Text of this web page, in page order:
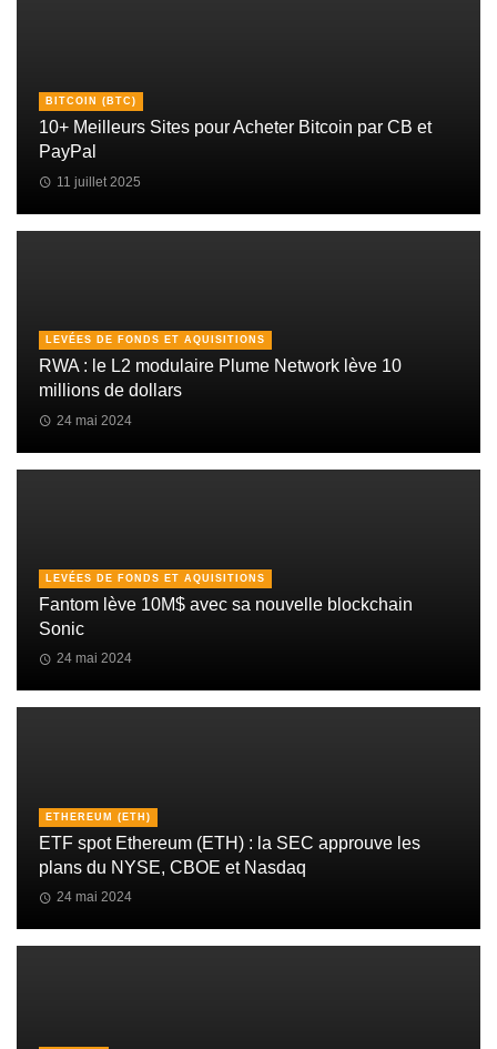
BITCOIN (BTC)
10+ Meilleurs Sites pour Acheter Bitcoin par CB et
PayPal
11 juillet 2025
LEVÉES DE FONDS ET AQUISITIONS
RWA : le L2 modulaire Plume Network lève 10
millions de dollars
24 mai 2024
LEVÉES DE FONDS ET AQUISITIONS
Fantom lève 10M$ avec sa nouvelle blockchain
Sonic
24 mai 2024
ETHEREUM (ETH)
ETF spot Ethereum (ETH) : la SEC approuve les
plans du NYSE, CBOE et Nasdaq
24 mai 2024